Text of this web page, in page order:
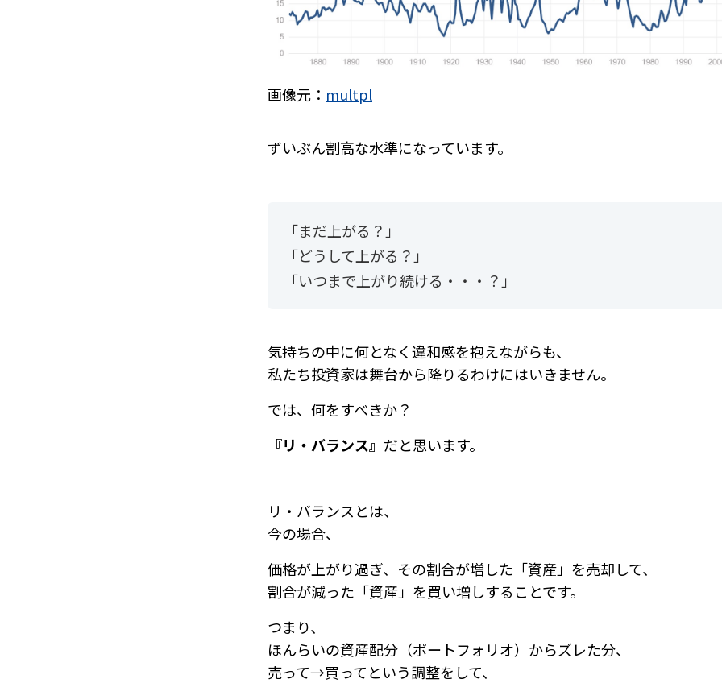
画像元： multpl
ずいぶん割高な水準になっています。
「まだ上がる？」
「どうして上がる？」
「いつまで上がり続ける・・・？」
気持ちの中に何となく違和感を抱えながらも、
私たち投資家は舞台から降りるわけにはいきません。
では、何をすべきか？
『リ・バランス』 だと思います。
リ・バランスとは、
今の場合、
価格が上がり過ぎ、その割合が増した「資産」を売却して、
割合が減った「資産」を買い増しすることです。
つまり、
ほんらいの資産配分（ポートフォリオ）からズレた分、
売って→買ってという調整をして、